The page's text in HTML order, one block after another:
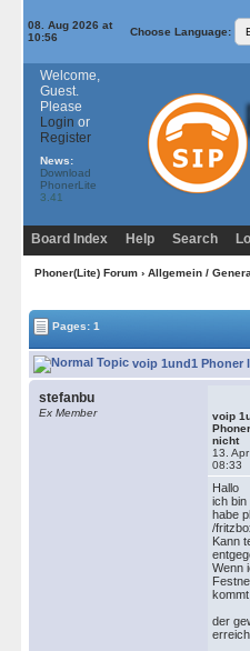
08. Aug 2026 at
10:56
Choose Language:
Welcome,
Guest.
Please
Login or
Register
News:
Download
PhonerLite
3.41
Board Index Help Search
Phoner(Lite) Forum› Allgemein /
Pages: 1
voip 1und1 Phoner
stefanbu
Ex Member
voip
nicht
13.
08:33
Hallo
ich bin
habe
/
Kann
Wenn
kommt,
der